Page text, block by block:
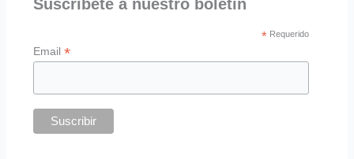
Suscríbete a nuestro boletín
* Requerido
Email*